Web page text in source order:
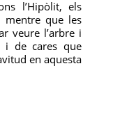
l’Hipòlit, els
mentre que les
veure l’arbre i
i de cares que
en aquesta